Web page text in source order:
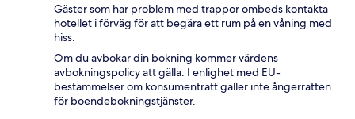
Gäster som har problem med trappor ombeds kontakta
hotellet i förväg för att begära ett rum på en våning med
hiss.
Om du avbokar din bokning kommer värdens
avbokningspolicy att gälla. I enlighet med EU-
bestämmelser om konsumenträtt gäller inte ångerrätten
för boendebokningstjänster.